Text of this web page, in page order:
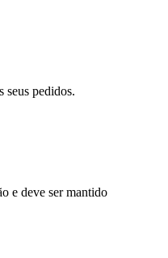
seus pedidos.
e deve ser mantido